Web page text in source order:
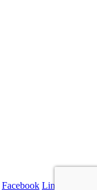
Facebook LinkedIn